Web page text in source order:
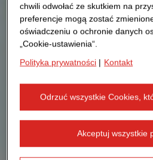
chwili odwołać ze skutkiem na
preferencje mogą zostać
oświadczeniu o ochronie danych
„Cookie-ustawienia“.
Polityka prywatności | Kontakt
Odrzuć wszystkie Cookies,
Akceptuj wszystkie